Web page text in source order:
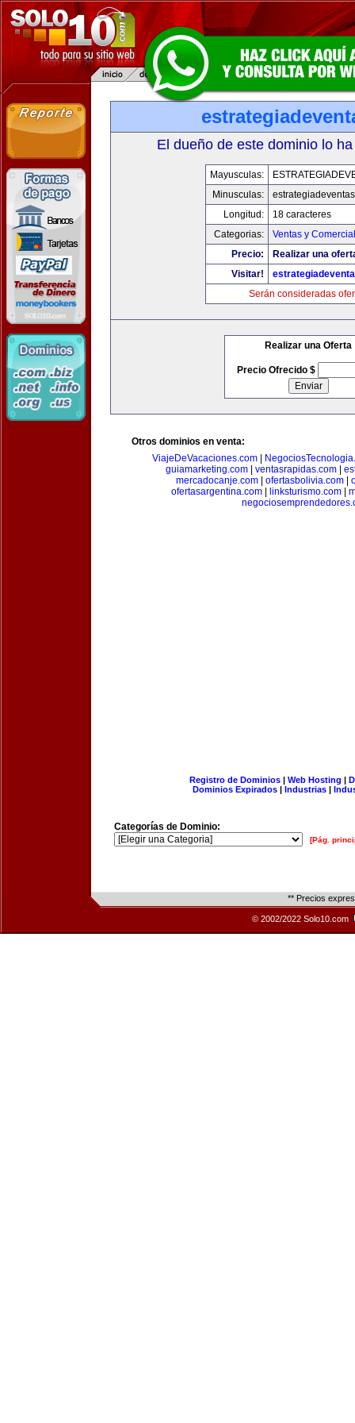
El dueño de este dominio lo
Mayusculas:
Minusculas:
Longitud:
18 caracteres
Categorias:
Ventas y
Precio:
Realizar una
Visitar!
Serán consideradas
Realizar una Oferta
Precio Ofrecido $
Otros dominios en venta:
ViajeDeVacaciones.com
guiamarketing.com| ventasrapidas.com|
mercadocanje.com
ofertasbolivia.com
ofertasargentina.com| linksturismo.com|
Registro de Dominios| Web Hosting |
Dominios Expirados | Industrias |
Categorías de Dominio:
[Pág.
** Precios
© 2002/2022 Solo10.com